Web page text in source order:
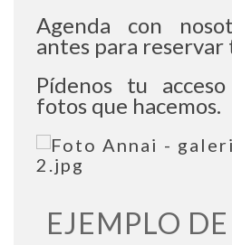
Agenda con
antes para reservar
Pídenos tu
fotos que hacemos.
EJEMPLO